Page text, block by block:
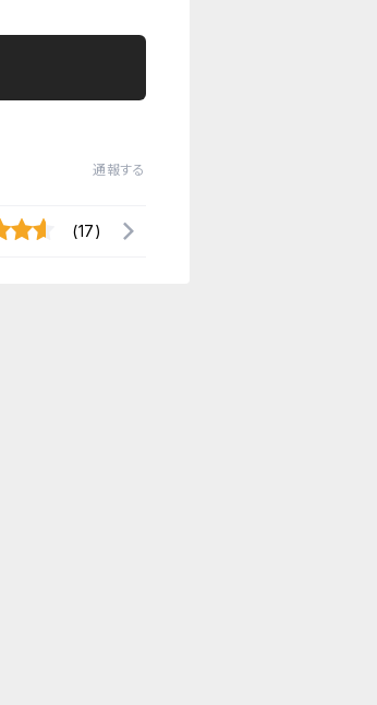
通報する
(17)